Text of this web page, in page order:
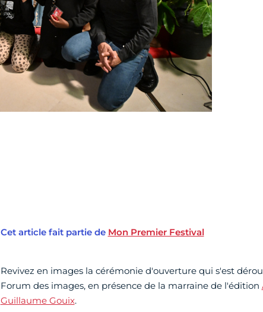
Cet article fait partie de Mon Premier Festival
Revivez en images la cérémonie d'ouverture qui s'est
Forum des images, en présence de la marraine de l'édition
Guillaume Gouix.